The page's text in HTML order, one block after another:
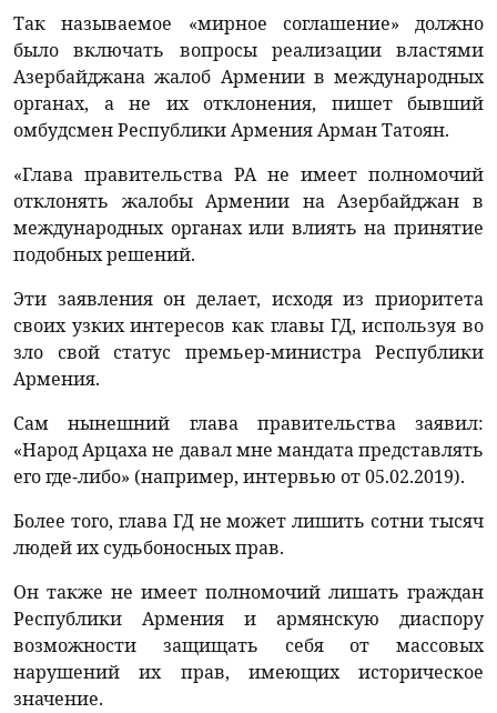
Так называемое «мирное соглашение» должно
было включать вопросы реализации властями
Азербайджана жалоб Армении в международных
органах, а не их отклонения, пишет бывший
омбудсмен Республики Армения Арман Татоян.
«Глава правительства РА не имеет полномочий
отклонять жалобы Армении на Азербайджан в
международных органах или влиять на принятие
подобных решений.
Эти заявления он делает, исходя из приоритета
своих узких интересов как главы ГД, используя во
зло свой статус премьер-министра Республики
Армения.
Сам нынешний глава правительства заявил:
«Народ Арцаха не давал мне мандата представлять
его где-либо» (например, интервью от 05.02.2019).
Более того, глава ГД не может лишить сотни тысяч
людей их судьбоносных прав.
Он также не имеет полномочий лишать граждан
Республики Армения и армянскую диаспору
возможности защищать себя от массовых
нарушений их прав, имеющих историческое
значение.